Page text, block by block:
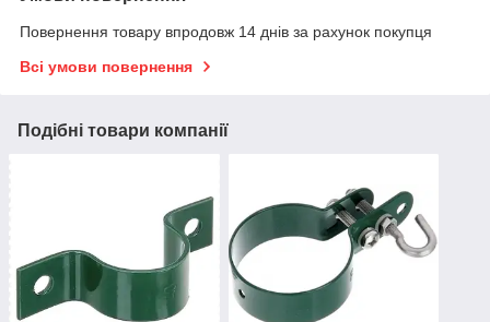
Повернення товару впродовж 14 днів за рахунок покупця
Всі умови повернення
Подібні товари компанії